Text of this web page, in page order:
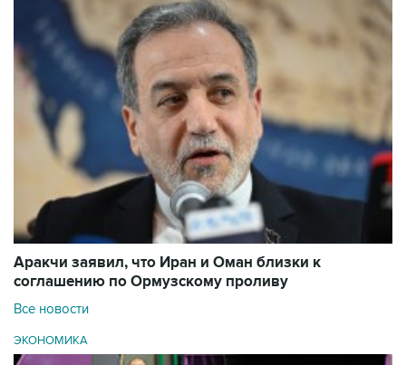
Аракчи заявил, что Иран и Оман близки к
соглашению по Ормузскому проливу
Все новости
ЭКОНОМИКА